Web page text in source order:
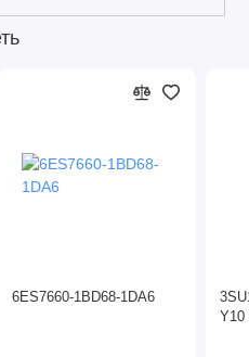
6ES7660-1BD68-1DA6
Y10